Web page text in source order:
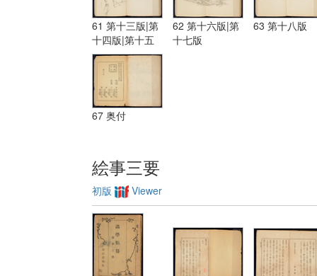
61 第十三版|第
十四版|第十五
版
62 第十六版|第
十七版
63 第十八版
67 奥付
絵事三要
初版 Viewer